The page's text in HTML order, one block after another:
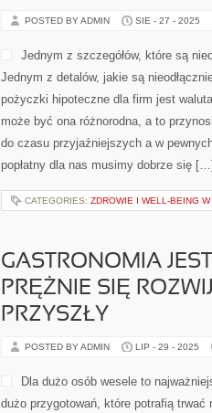
POSTED BY ADMIN SIE - 27 - 2025
Jednym z szczegółów, które są
Jednym z detalów, jakie są
pożyczki hipoteczne dla firm jest
może być ona różnorodna, a to
do czasu przyjaźniejszych a w
popłatny dla nas musimy dobrze się […]
CATEGORIES: ZDROWIE I WELL-BEING
GASTRONOMIA
PRĘŻNIE SIĘ
PRZYSZŁY
POSTED BY ADMIN LIP - 29 - 2025
Dla dużo osób wesele to
dużo przygotowań, które potrafią